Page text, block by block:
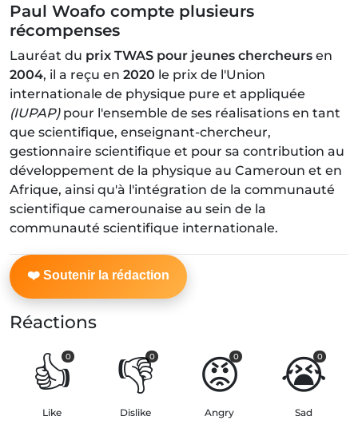
Paul Woafo compte plusieurs
récompenses
Lauréat du prix TWAS pour jeunes chercheurs en
2004, il a reçu en 2020 le prix de l'Union
internationale de physique pure et appliquée
(IUPAP)pour l'ensemble de ses réalisations en tant
que scientifique, enseignant-chercheur,
gestionnaire scientifique et pour sa contribution au
développement de la physique au Cameroun et en
Afrique, ainsi qu'à l'intégration de la communauté
scientifique camerounaise au sein de la
communauté scientifique internationale.
Réactions
👍
0
Like
👎
0
Dislike
😡
0
Angry
😭
0
Sad